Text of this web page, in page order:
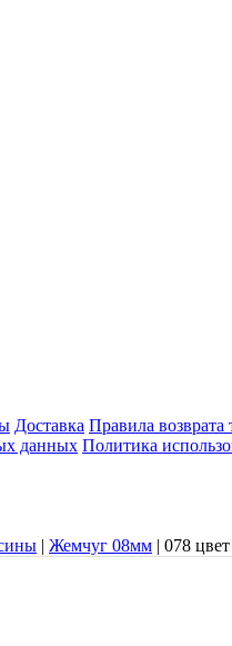
Доставка Правила возврата
данных Политика
| Жемчуг 08мм | 078